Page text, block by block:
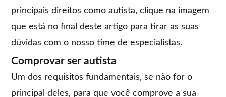
principais direitos como autista, clique na imagem
que está no final deste artigo para tirar as suas
dúvidas com o nosso time de especialistas.
Comprovar ser autista
Um dos requisitos fundamentais, se não for o
principal deles, para que você comprove a sua